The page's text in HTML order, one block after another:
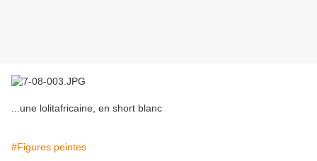
...une lolitafricaine, en short blanc
#Figures peintes